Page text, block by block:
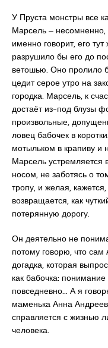
У Пруста монстры все
Марсель ‒
именно говорит, его
разрушило бы его до
ветошью. Оно пролило
цедит серое утро на
городка. Марсель, к
достаёт из-под блузы
произвольные,
ловец бабочек в
мотыльком в крапиву и
Марсель устремляется
носом, не заботясь о
тропу, и желая,
возвращается, как
потерянную дорогу.
Он деятельно не
потому говорю, что сам
догадка, которая
как бабочка:
повседневно… А я
маменька Анна
справляется с жизнью
человека.